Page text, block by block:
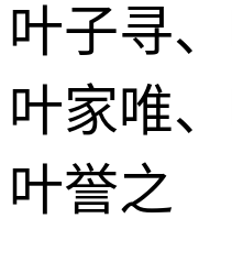
叶子寻、
叶家唯、
叶誉之